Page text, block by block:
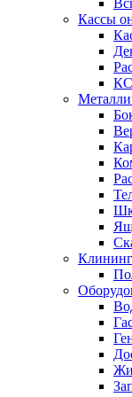
Кассы
Клининг